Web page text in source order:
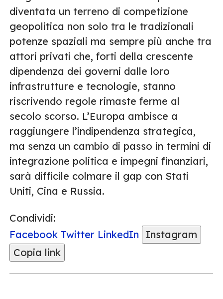
diventata un terreno di competizione
geopolitica non solo tra le tradizionali
potenze spaziali ma sempre più anche tra
attori privati che, forti della crescente
dipendenza dei governi dalle loro
infrastrutture e tecnologie, stanno
riscrivendo regole rimaste ferme al
secolo scorso. L’Europa ambisce a
raggiungere l’indipendenza strategica,
ma senza un cambio di passo in termini di
integrazione politica e impegni finanziari,
sarà difficile colmare il gap con Stati
Uniti, Cina e Russia.
Condividi:
Facebook Twitter LinkedIn
Instagram
Copia link